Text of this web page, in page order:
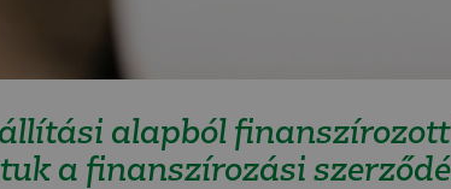
alapból
a finanszírozási